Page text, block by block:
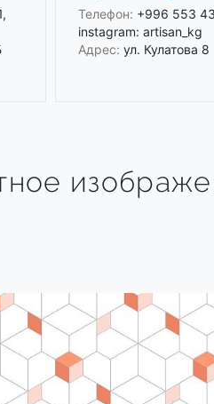
Телефон: +996 553
instagram: artisan_kg
Адрес: ул. Кулатова 8